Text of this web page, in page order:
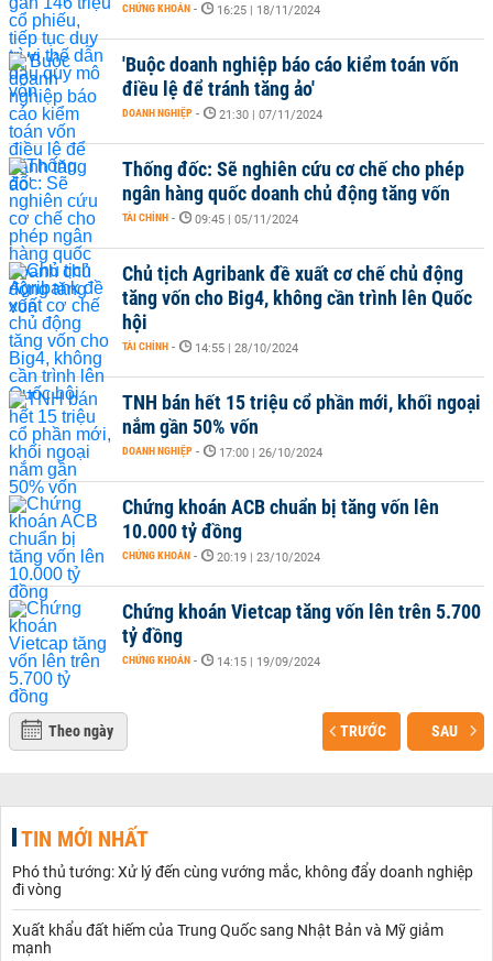
CHỨNG KHOÁN - 16:25 | 18/11/2024
'Buộc doanh nghiệp báo cáo kiểm toán vốn
điều lệ để tránh tăng ảo'
DOANH NGHIỆP - 21:30 | 07/11/2024
Thống đốc: Sẽ nghiên cứu cơ chế cho phép
ngân hàng quốc doanh chủ động tăng vốn
TÀI CHÍNH - 09:45 | 05/11/2024
Chủ tịch Agribank đề xuất cơ chế chủ động
tăng vốn cho Big4, không cần trình lên Quốc
hội
TÀI CHÍNH - 14:55 | 28/10/2024
TNH bán hết 15 triệu cổ phần mới, khối ngoại
nắm gần 50% vốn
DOANH NGHIỆP - 17:00 | 26/10/2024
Chứng khoán ACB chuẩn bị tăng vốn lên
10.000 tỷ đồng
CHỨNG KHOÁN - 20:19 | 23/10/2024
Chứng khoán Vietcap tăng vốn lên trên 5.700
tỷ đồng
CHỨNG KHOÁN - 14:15 | 19/09/2024
Theo ngày TRƯỚC SAU
TIN MỚI NHẤT
Phó thủ tướng: Xử lý đến cùng vướng mắc, không đẩy doanh nghiệp
đi vòng
Xuất khẩu đất hiếm của Trung Quốc sang Nhật Bản và Mỹ giảm
mạnh